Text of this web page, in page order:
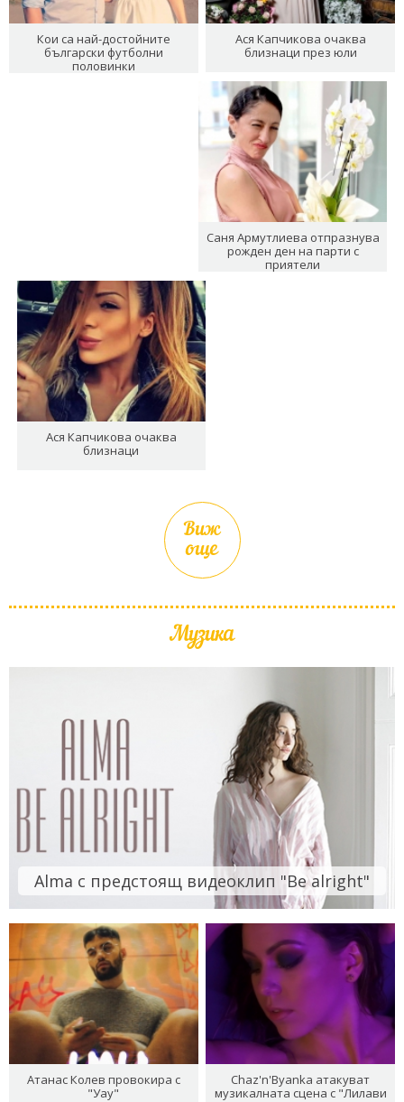
Кои са най-достойните
български футболни
половинки
Ася Капчикова очаква
близнаци през юли
Саня Армутлиева отпразнува
рожден ден на парти с
приятели
Ася Капчикова очаква
близнаци
Виж
още
Музика
Alma с предстоящ видеоклип "Be alright"
Атанас Колев провокира с
"Уау"
Chaz'n'Byanka атакуват
музикалната сцена с "Лилави